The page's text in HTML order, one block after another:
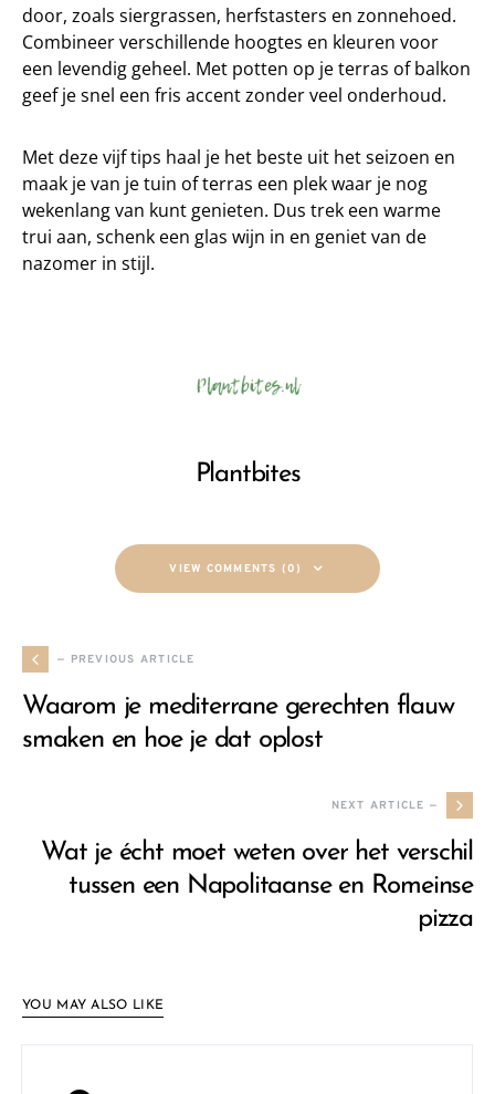
door, zoals siergrassen, herfstasters en zonnehoed.
Combineer verschillende hoogtes en kleuren voor
een levendig geheel. Met potten op je terras of balkon
geef je snel een fris accent zonder veel onderhoud.
Met deze vijf tips haal je het beste uit het seizoen en
maak je van je tuin of terras een plek waar je nog
wekenlang van kunt genieten. Dus trek een warme
trui aan, schenk een glas wijn in en geniet van de
nazomer in stijl.
Plantbites
VIEW COMMENTS (0)
— PREVIOUS ARTICLE
Waarom je mediterrane gerechten flauw
smaken en hoe je dat oplost
NEXT ARTICLE —
Wat je écht moet weten over het verschil
tussen een Napolitaanse en Romeinse
pizza
YOU MAY ALSO LIKE